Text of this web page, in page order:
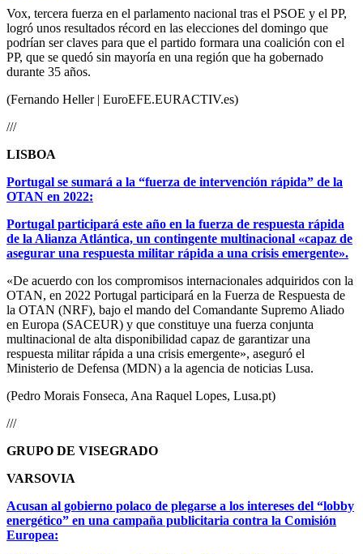
Vox, tercera fuerza en el parlamento nacional tras el PSOE y el PP,
logró unos resultados récord en las elecciones del domingo que
podrían ser claves para que el partido formara una coalición con el
PP, que se quedó sin mayoría en una región que ha gobernado
durante 35 años.
(Fernando Heller | EuroEFE.EURACTIV.es)
///
LISBOA
Portugal se sumará a la “fuerza de intervención rápida” de la
OTAN en 2022:
Portugal participará este año en la fuerza de respuesta rápida
de la Alianza Atlántica, un contingente multinacional «capaz de
asegurar una respuesta militar rápida a una crisis emergente».
«De acuerdo con los compromisos internacionales adquiridos con la
OTAN, en 2022 Portugal participará en la Fuerza de Respuesta de
la OTAN (NRF), bajo el mando del Comandante Supremo Aliado
en Europa (SACEUR) y que constituye una fuerza conjunta
multinacional de alta disponibilidad capaz de garantizar una
respuesta militar rápida a una crisis emergente», aseguró el
Ministerio de Defensa (MDN) a la agencia de noticias Lusa.
(Pedro Morais Fonseca, Ana Raquel Lopes, Lusa.pt)
///
GRUPO DE VISEGRADO
VARSOVIA
Acusan al gobierno polaco de plegarse a los intereses del “lobby
energético” en una campaña publicitaria contra la Comisión
Europea: